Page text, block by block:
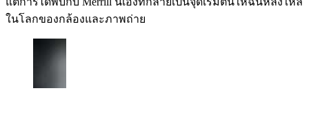
ในโลกของกล้องและภาพถ่าย